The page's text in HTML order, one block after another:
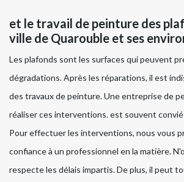
et le travail de peinture des
ville de Quarouble et ses
Les plafonds sont les surfaces qui peuvent
dégradations. Après les réparations, il est
des travaux de peinture. Une entreprise de
réaliser ces interventions. est souvent
Pour effectuer les interventions, nous vous
confiance à un professionnel en la matière.
respecte les délais impartis. De plus, il peut